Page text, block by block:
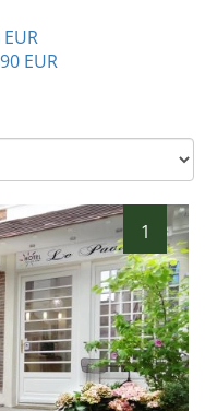
EUR
1